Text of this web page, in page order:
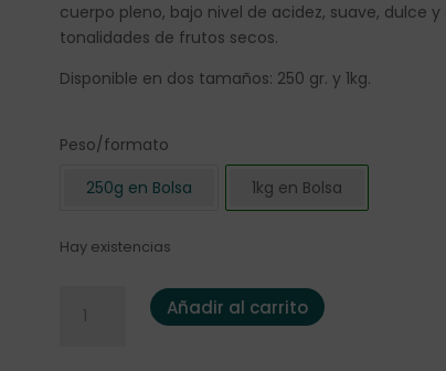
cuerpo pleno, bajo nivel de acidez, suave, dulce
tonalidades de frutos secos.
Disponible en dos tamaños: 250 gr. y 1kg.
Peso/formato
250g en Bolsa
1kg en Bolsa
Hay existencias
Café Orgánico Brasil "Camocim" 1kg. cantidad
Añadir al carrito